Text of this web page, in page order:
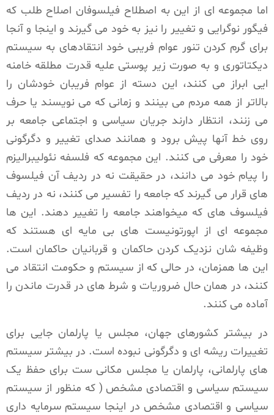
اما مجموعه ای از این به اصطلاح فیلسوفان اصلاح طلب که
فیگور نوگرایی و تغییر را نیز به خود می گیرند و اینجا و آنجا
برای گرم کردن تنور عوام فریبی خود انتقادهای به سیستم
دیکتاتوری و به صورت زیر پوستی علیه قدرت مطلقه خامنه
ایی ابراز می کنند، این دسته از عوام فریبان خودشان را
بالاتر از همه مردم می بینند و زمانی که می نویسند یا حرف
می زنند، انتظار دارند جریان سیاسی و اجتماعی جامعه بر
روی خط آنها پیش برود و همانند صدای تغییر و دگرگونی
خود را معرفی می کنند. این مجموعه که فلسفه نئولیبرالیزم
را پیام خود می دانند، در حقیقت نه در ردیف آن فیلسوف
های قرار می گیرند که جامعه را تفسیر می کنند، نه در ردیف
فیلسوف های که میخواهند جامعه را تغییر دهند. این ها
مجموعه ای از اپورتونیست های بی مایه ای هستند که
وظیفه شان نزدیک کردن حاکمان و قربانیان حاکمان است.
این ها همزمان، در حالی که از سیستم و حکومت انتقاد می
کنند، در همان حال ضروریات و شرط های در قدرت ماندن را
آماده می کنند.
در بیشتر کشورهای جهان، مجلس یا پارلمان جایی برای
تغییرات ریشه ای و دگرگونی نبوده است. در بیشتر سیستم
های پارلمانی، پارلمان یا مجلس مکانی ست برای حفظ یک
سیستم سیاسی و اقتصادی مشخص ( که منظور از سیستم
سیاسی و اقتصادی مشخص در اینجا سیستم سرمایه داری